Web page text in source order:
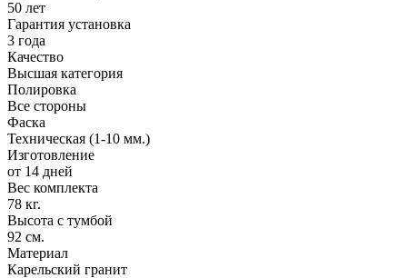
50 лет
Гарантия установка
3 года
Качество
Высшая категория
Полировка
Все стороны
Фаска
Техническая (1-10 мм.)
Изготовление
от 14 дней
Вес комплекта
78 кг.
Высота с тумбой
92 см.
Материал
Карельский гранит